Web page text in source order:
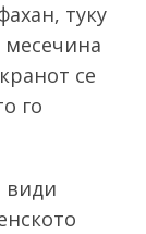
туку
се
го
види